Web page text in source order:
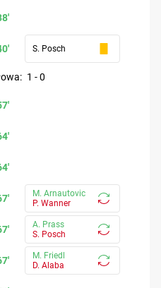
S. Posch
: 1 -0
M. Arnautovic
P. Wanner
A. Prass
S. Posch
M. Friedl
D. Alaba